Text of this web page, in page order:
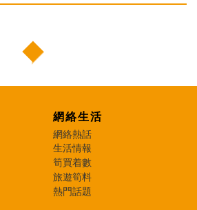
網絡生活
網絡熱話
生活情報
筍買着數
旅遊筍料
熱門話題